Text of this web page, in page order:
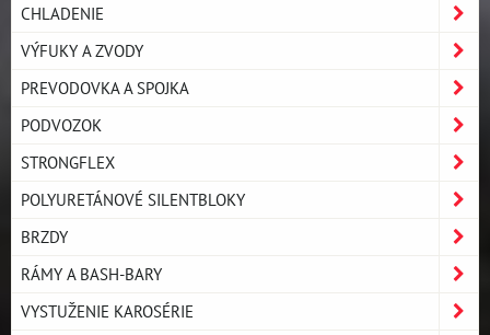
CHLADENIE
VÝFUKY A ZVODY
PREVODOVKA A SPOJKA
PODVOZOK
STRONGFLEX
POLYURETÁNOVÉ SILENTBLOKY
BRZDY
RÁMY A BASH-BARY
VYSTUŽENIE KAROSÉRIE